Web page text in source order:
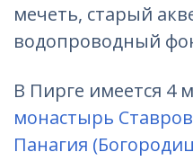
мечеть, старый
водопроводный
В Пирге имеется 4
монастырь
Панагия